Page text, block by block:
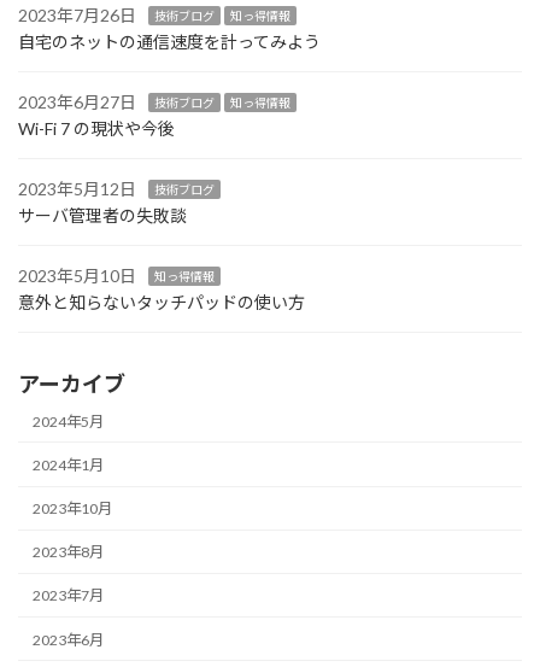
2023年7月26日 技術ブログ 知っ得情報
自宅のネットの通信速度を計ってみよう
2023年6月27日 技術ブログ 知っ得情報
Wi-Fi 7 の現状や今後
2023年5月12日 技術ブログ
サーバ管理者の失敗談
2023年5月10日 知っ得情報
意外と知らないタッチパッドの使い方
アーカイブ
2024年5月
2024年1月
2023年10月
2023年8月
2023年7月
2023年6月